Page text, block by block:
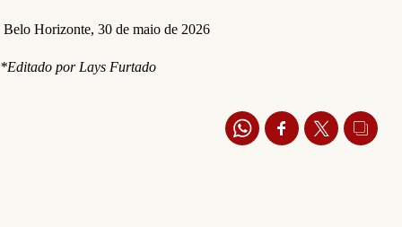
Belo Horizonte, 30 de maio de 2026
*Editado por Lays Furtado